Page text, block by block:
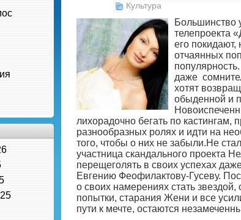
Культура
Большинство
телепроекта
его покидают,
отчаянных
даже
хотят
обыденной и
лихорадочно бегать по кастингам,
разнообразных ролях и идти на
того, чтобы о них не забыли.Не
участница скандального проекта
перещеголять в своих успехах
Евгению Феофилактову-Гусеву.
о своих намерениях стать
попытки, старания Жени и все
пути к мечте, остаются